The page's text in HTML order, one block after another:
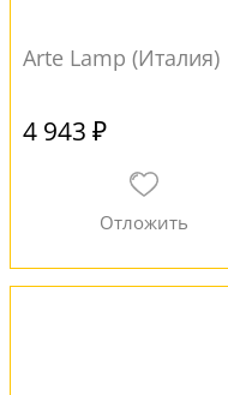
Arte Lamp (Италия)
4 943 ₽